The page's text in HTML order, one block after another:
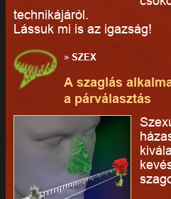
technikájáról.
Lássuk mi is az igazság!
»SZEX
A szaglás
a párválasztás